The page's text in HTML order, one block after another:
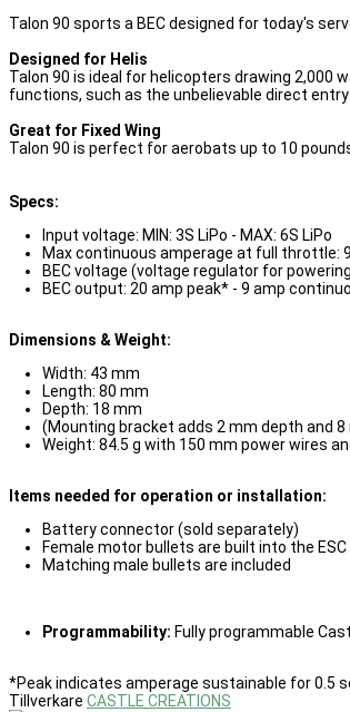
Talon 90 sports a BEC designed for today's
Designed for Helis
Talon 90 is ideal for helicopters drawing 2,000
functions, such as the unbelievable direct entry
Great for Fixed Wing
Talon 90 is perfect for aerobats up to 10
Specs:
Input voltage: MIN: 3S LiPo - MAX: 6S LiPo
Max continuous amperage at full throttle:
BEC voltage (voltage regulator for
BEC output: 20 amp peak* - 9 amp
Dimensions & Weight:
Width: 43 mm
Length: 80 mm
Depth: 18 mm
(Mounting bracket adds 2 mm depth and
Weight: 84.5 g with 150 mm power wires
Items needed for operation or installation:
Battery connector (sold separately)
Female motor bullets are built into the ESC
Matching male bullets are included
Programmability: Fully programmable
*Peak indicates amperage sustainable for 0.5
Tillverkare CASTLE CREATIONS